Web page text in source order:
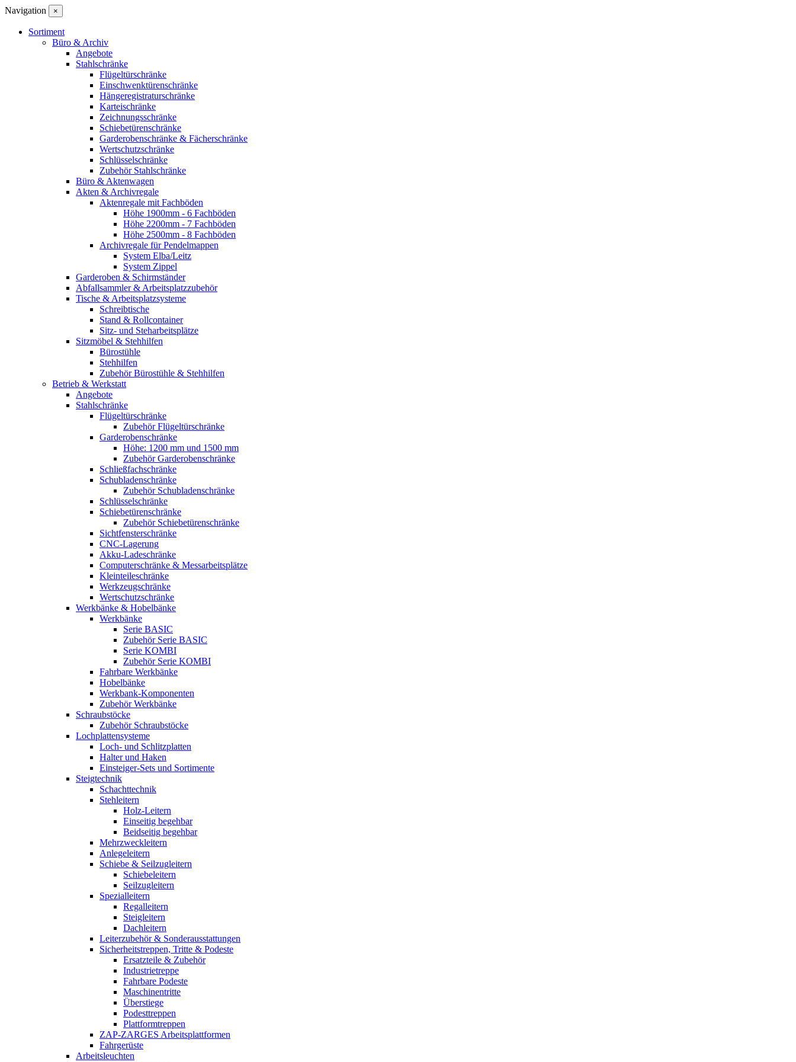
Navigation ×
Sortiment
Büro & Archiv
Angebote
Stahlschränke
Flügeltürschränke
Einschwenktürenschränke
Hängeregistraturschränke
Karteischränke
Zeichnungsschränke
Schiebetürenschränke
Garderobenschränke & Fächerschränke
Wertschutzschränke
Schlüsselschränke
Zubehör Stahlschränke
Büro & Aktenwagen
Akten & Archivregale
Aktenregale mit Fachböden
Höhe 1900mm - 6 Fachböden
Höhe 2200mm - 7 Fachböden
Höhe 2500mm - 8 Fachböden
Archivregale für Pendelmappen
System Elba/Leitz
System Zippel
Garderoben & Schirmständer
Abfallsammler & Arbeitsplatzzubehör
Tische & Arbeitsplatzsysteme
Schreibtische
Stand & Rollcontainer
Sitz- und Steharbeitsplätze
Sitzmöbel & Stehhilfen
Bürostühle
Stehhilfen
Zubehör Bürostühle & Stehhilfen
Betrieb & Werkstatt
Angebote
Stahlschränke
Flügeltürschränke
Zubehör Flügeltürschränke
Garderobenschränke
Höhe: 1200 mm und 1500 mm
Zubehör Garderobenschränke
Schließfachschränke
Schubladenschränke
Zubehör Schubladenschränke
Schlüsselschränke
Schiebetürenschränke
Zubehör Schiebetürenschränke
Sichtfensterschränke
CNC-Lagerung
Akku-Ladeschränke
Computerschränke & Messarbeitsplätze
Kleinteileschränke
Werkzeugschränke
Wertschutzschränke
Werkbänke & Hobelbänke
Werkbänke
Serie BASIC
Zubehör Serie BASIC
Serie KOMBI
Zubehör Serie KOMBI
Fahrbare Werkbänke
Hobelbänke
Werkbank-Komponenten
Zubehör Werkbänke
Schraubstöcke
Zubehör Schraubstöcke
Lochplattensysteme
Loch- und Schlitzplatten
Halter und Haken
Einsteiger-Sets und Sortimente
Steigtechnik
Schachttechnik
Stehleitern
Holz-Leitern
Einseitig begehbar
Beidseitig begehbar
Mehrzweckleitern
Anlegeleitern
Schiebe & Seilzugleitern
Schiebeleitern
Seilzugleitern
Spezialleitern
Regalleitern
Steigleitern
Dachleitern
Leiterzubehör & Sonderausstattungen
Sicherheitstreppen, Tritte & Podeste
Ersatzteile & Zubehör
Industrietreppe
Fahrbare Podeste
Maschinentritte
Überstiege
Podesttreppen
Plattformtreppen
ZAP-ZARGES Arbeitsplattformen
Fahrgerüste
Arbeitsleuchten